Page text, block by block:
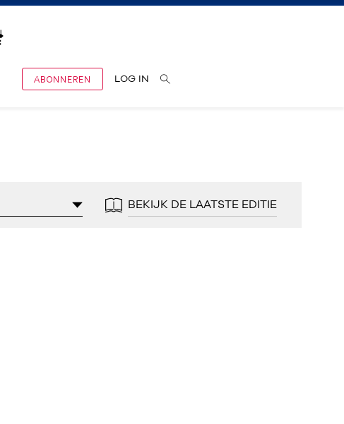
ABONNEREN LOG IN
BEKIJK DE LAATSTE EDITIE